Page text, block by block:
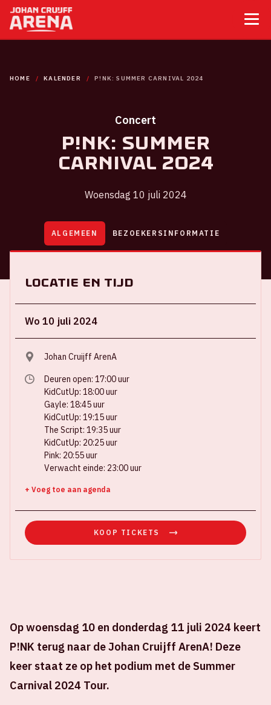
HOME KALENDER P!NK: SUMMER CARNIVAL 2024
Concert
P!NK: Summer
Carnival 2024
Woensdag 10 juli 2024
ALGEMEEN BEZOEKERSINFORMATIE
Op woensdag 10 en donderdag 11 juli 2024 keert
P!NK terug naar de Johan Cruijff ArenA! Deze
keer staat ze op het podium met de Summer
Carnival 2024 Tour.
Locatie en tijd
Wo 10 juli 2024
Johan Cruijff ArenA
Deuren open: 17:00 uur
KidCutUp: 18:00 uur
Gayle: 18:45 uur
KidCutUp: 19:15 uur
The Script: 19:35 uur
KidCutUp: 20:25 uur
Pink: 20:55 uur
Verwacht einde: 23:00 uur
+ Voeg toe aan agenda
KOOP TICKETS